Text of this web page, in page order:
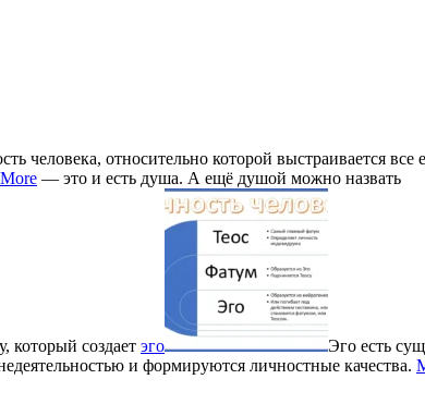
человека, относительно которой выстраивается все
More — это и есть душа. А ещё душой можно назвать
который создает эго
Эго есть
и формируются личностные качества.